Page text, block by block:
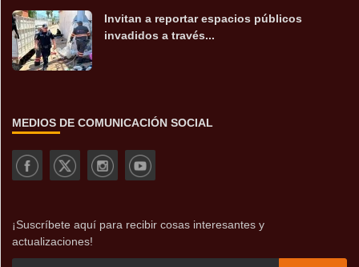
Invitan a reportar espacios públicos
invadidos a través...
MEDIOS DE COMUNICACIÓN SOCIAL
¡Suscríbete aquí para recibir cosas interesantes y
actualizaciones!